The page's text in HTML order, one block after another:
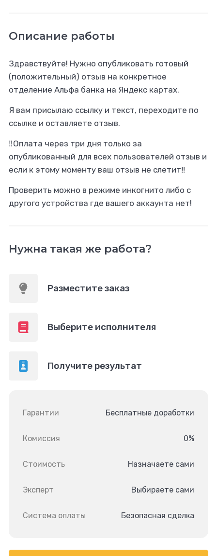
Описание работы
Здравствуйте! Нужно опубликовать готовый
(положительный) отзыв на конкретное
отделение Альфа банка на Яндекс картах.
Я вам присылаю ссылку и текст, переходите по
ссылке и оставляете отзыв.
‼️Оплата через три дня только за
опубликованный для всех пользователей отзыв и
если к этому моменту ваш отзыв не слетит‼️
Проверить можно в режиме инкогнито либо с
другого устройства где вашего аккаунта нет!
Нужна такая же работа?
Разместите заказ
Выберите исполнителя
Получите результат
Гарантии Бесплатные доработки
Комиссия 0%
Стоимость Назначаете сами
Эксперт Выбираете сами
Система оплаты Безопасная сделка